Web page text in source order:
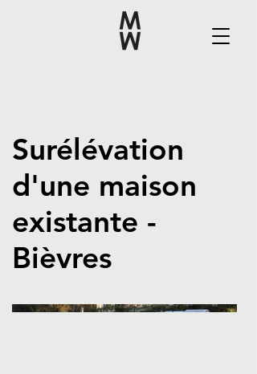
Surélévation
d'une maison
existante -
Bièvres